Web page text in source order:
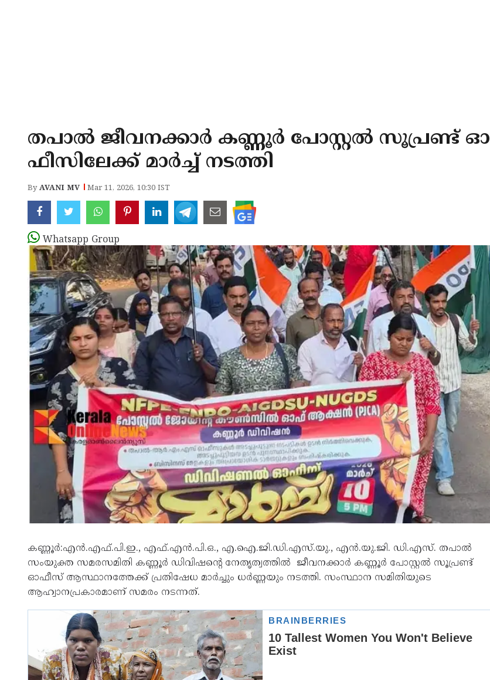
തപാൽ ജീവനക്കാർ കണ്ണൂർ പോസ്റ്റൽ സൂപ്രണ്ട് ഓ
ഫീസിലേക്ക് മാർച്ച് നടത്തി
ByAVANI MV Mar 11, 2026, 10:30 IST
Whatsapp Group
കണ്ണൂർ:എൻ.എഫ്.പി.ഇ., എഫ്.എൻ.പി.ഒ., എ.ഐ.ജി.ഡി.എസ്.യു., എൻ.യു.ജി. ഡി.എസ്. തപാൽ
സംയുക്ത സമരസമിതി കണ്ണൂർ ഡിവിഷന്റെ നേതൃത്വത്തിൽ ജീവനക്കാർ കണ്ണൂർ പോസ്റ്റൽ സൂപ്രണ്ട്
ഓഫീസ് ആസ്ഥാനത്തേക്ക് പ്രതിഷേധ മാർച്ചും ധർണ്ണയും നടത്തി. സംസ്ഥാന സമിതിയുടെ
ആഹ്വാനപ്രകാരമാണ് സമരം നടന്നത്.